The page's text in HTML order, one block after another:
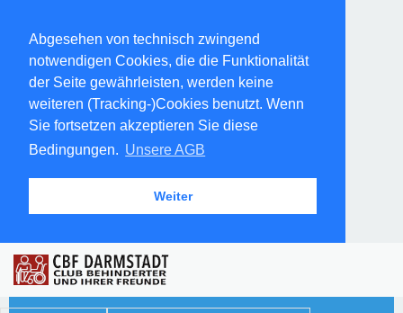
Abgesehen von technisch zwingend
notwendigen Cookies, die die Funktionalität
der Seite gewährleisten, werden keine
weiteren (Tracking-)Cookies benutzt. Wenn
Sie fortsetzen akzeptieren Sie diese
Bedingungen. Unsere AGB
Weiter